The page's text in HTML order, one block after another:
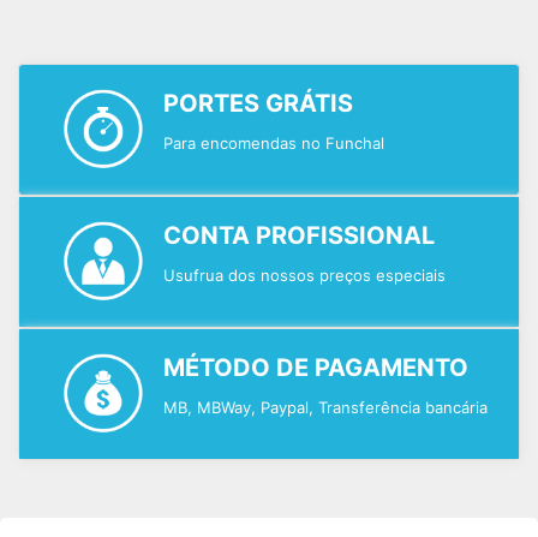
PORTES GRÁTIS
Para encomendas no Funchal
CONTA PROFISSIONAL
Usufrua dos nossos preços especiais
MÉTODO DE PAGAMENTO
MB, MBWay, Paypal, Transferência bancária